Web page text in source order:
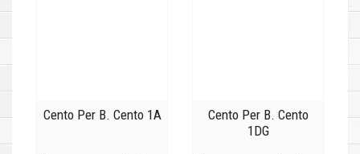
Cento Per B. Cento 1A
Cento Per B. Cento
1DG